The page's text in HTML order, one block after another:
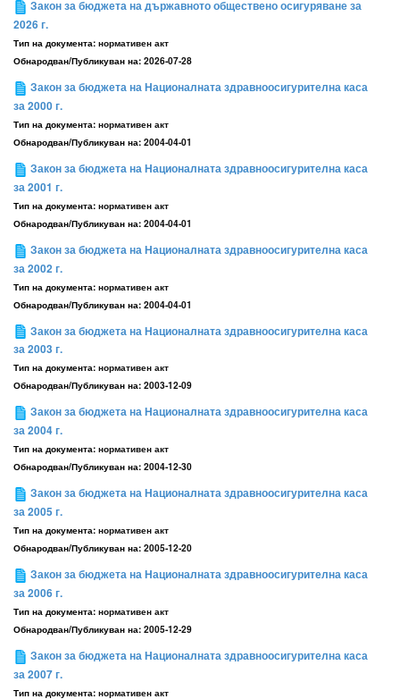
Закон за бюджета на държавното обществено осигуряване за
2026 г.
Тип на документа: нормативен акт
Обнародван/Публикуван на: 2026-07-28
Закон за бюджета на Националната здравноосигурителна каса
за 2000 г.
Тип на документа: нормативен акт
Обнародван/Публикуван на: 2004-04-01
Закон за бюджета на Националната здравноосигурителна каса
за 2001 г.
Тип на документа: нормативен акт
Обнародван/Публикуван на: 2004-04-01
Закон за бюджета на Националната здравноосигурителна каса
за 2002 г.
Тип на документа: нормативен акт
Обнародван/Публикуван на: 2004-04-01
Закон за бюджета на Националната здравноосигурителна каса
за 2003 г.
Тип на документа: нормативен акт
Обнародван/Публикуван на: 2003-12-09
Закон за бюджета на Националната здравноосигурителна каса
за 2004 г.
Тип на документа: нормативен акт
Обнародван/Публикуван на: 2004-12-30
Закон за бюджета на Националната здравноосигурителна каса
за 2005 г.
Тип на документа: нормативен акт
Обнародван/Публикуван на: 2005-12-20
Закон за бюджета на Националната здравноосигурителна каса
за 2006 г.
Тип на документа: нормативен акт
Обнародван/Публикуван на: 2005-12-29
Закон за бюджета на Националната здравноосигурителна каса
за 2007 г.
Тип на документа: нормативен акт